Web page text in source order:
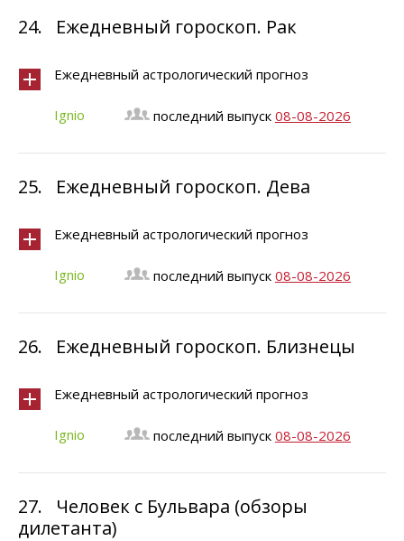
24. Ежедневный гороскоп. Рак
Ежедневный астрологический прогноз
Ignio последний выпуск 08-08-2026
25. Ежедневный гороскоп. Дева
Ежедневный астрологический прогноз
Ignio последний выпуск 08-08-2026
26. Ежедневный гороскоп. Близнецы
Ежедневный астрологический прогноз
Ignio последний выпуск 08-08-2026
27.
Человек с Бульвара (обзоры
дилетанта)